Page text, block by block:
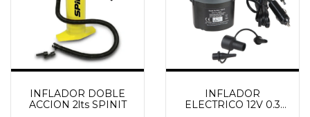
INFLADOR DOBLE
ACCION 2lts SPINIT
INFLADOR
ELECTRICO 12V 0.3